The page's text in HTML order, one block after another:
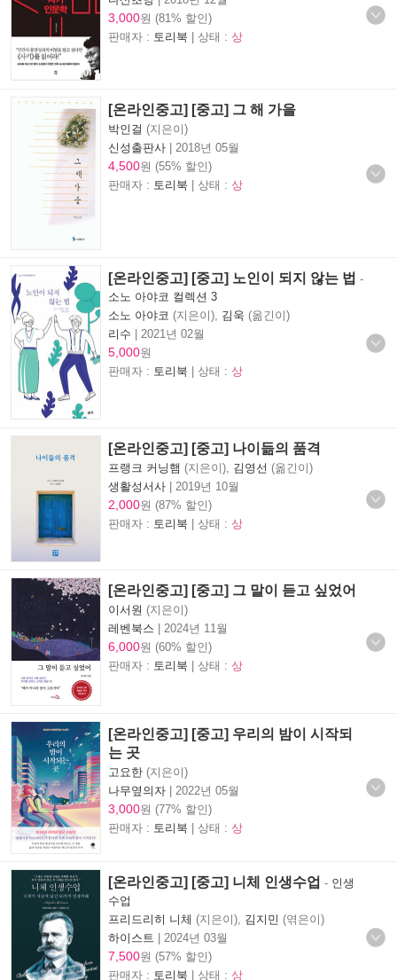
3,000원 (81% 할인)
판매자 : 토리북 | 상태 : 상
[온라인중고] [중고] 그 해 가을
박인걸 (지은이)
신성출판사 | 2018년 05월
4,500원 (55% 할인)
판매자 : 토리북 | 상태 : 상
[온라인중고] [중고] 노인이 되지 않는 법 -
소노 아야코 컬렉션 3
소노 아야코 (지은이), 김욱 (옮긴이)
리수 | 2021년 02월
5,000원
판매자 : 토리북 | 상태 : 상
[온라인중고] [중고] 나이듦의 품격
프랭크 커닝햄 (지은이), 김영선 (옮긴이)
생활성서사 | 2019년 10월
2,000원 (87% 할인)
판매자 : 토리북 | 상태 : 상
[온라인중고] [중고] 그 말이 듣고 싶었어
이서원 (지은이)
레벤북스 | 2024년 11월
6,000원 (60% 할인)
판매자 : 토리북 | 상태 : 상
[온라인중고] [중고] 우리의 밤이 시작되
는 곳
고요한 (지은이)
나무옆의자 | 2022년 05월
3,000원 (77% 할인)
판매자 : 토리북 | 상태 : 상
[온라인중고] [중고] 니체 인생수업 - 인생
수업
프리드리히 니체 (지은이), 김지민 (엮은이)
하이스트 | 2024년 03월
7,500원 (57% 할인)
판매자 : 토리북 | 상태 : 상